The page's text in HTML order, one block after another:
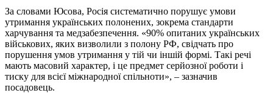
За словами Юсова, Росія систематично порушує умови
утримання українських полонених, зокрема стандарти
харчування та медзабезпечення. «90% опитаних українських
військових, яких визволили з полону РФ, свідчать про
порушення умов утримання у тій чи іншій формі. Такі речі
мають масовий характер, і це предмет серйозної роботи і
тиску для всієї міжнародної спільноти», – зазначив
посадовець.